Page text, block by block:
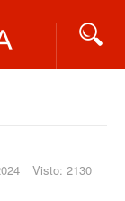
Visto: 2130